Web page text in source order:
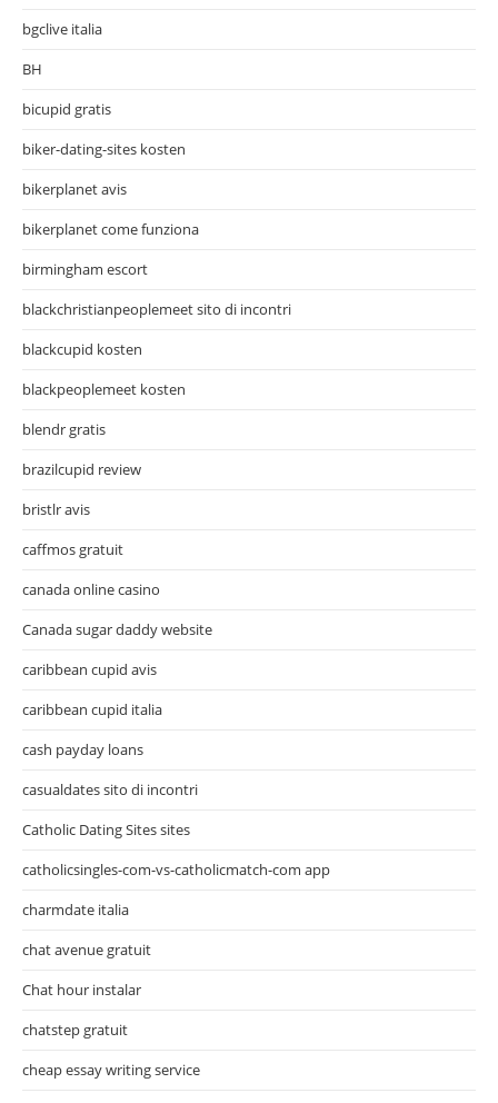
bgclive italia
BH
bicupid gratis
biker-dating-sites kosten
bikerplanet avis
bikerplanet come funziona
birmingham escort
blackchristianpeoplemeet sito di incontri
blackcupid kosten
blackpeoplemeet kosten
blendr gratis
brazilcupid review
bristlr avis
caffmos gratuit
canada online casino
Canada sugar daddy website
caribbean cupid avis
caribbean cupid italia
cash payday loans
casualdates sito di incontri
Catholic Dating Sites sites
catholicsingles-com-vs-catholicmatch-com app
charmdate italia
chat avenue gratuit
Chat hour instalar
chatstep gratuit
cheap essay writing service